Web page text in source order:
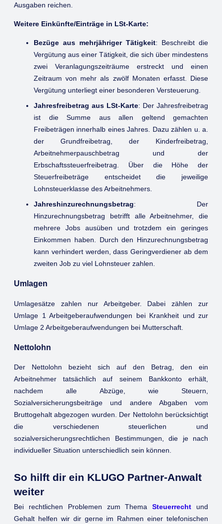
Ausgaben reichen.
Weitere Einkünfte/Einträge in LSt-Karte:
Bezüge aus mehrjähriger Tätigkeit: Beschreibt die
Vergütung aus einer Tätigkeit, die sich über mindestens
zwei Veranlagungszeiträume erstreckt und einen
Zeitraum von mehr als zwölf Monaten erfasst. Diese
Vergütung unterliegt einer besonderen Versteuerung.
Jahresfreibetrag aus LSt-Karte: Der Jahresfreibetrag
ist die Summe aus allen geltend gemachten
Freibeträgen innerhalb eines Jahres. Dazu zählen u. a.
der Grundfreibetrag, der Kinderfreibetrag,
Arbeitnehmerpauschbetrag und der
Erbschaftssteuerfreibetrag. Über die Höhe der
Steuerfreibeträge entscheidet die jeweilige
Lohnsteuerklasse des Arbeitnehmers.
Jahreshinzurechnungsbetrag: Der
Hinzurechnungsbetrag betrifft alle Arbeitnehmer, die
mehrere Jobs ausüben und trotzdem ein geringes
Einkommen haben. Durch den Hinzurechnungsbetrag
kann verhindert werden, dass Geringverdiener ab dem
zweiten Job zu viel Lohnsteuer zahlen.
Umlagen
Umlagesätze zahlen nur Arbeitgeber. Dabei zählen zur
Umlage 1 Arbeitgeberaufwendungen bei Krankheit und zur
Umlage 2 Arbeitgeberaufwendungen bei Mutterschaft.
Nettolohn
Der Nettolohn bezieht sich auf den Betrag, den ein
Arbeitnehmer tatsächlich auf seinem Bankkonto erhält,
nachdem alle Abzüge, wie Steuern,
Sozialversicherungsbeiträge und andere Abgaben vom
Bruttogehalt abgezogen wurden. Der Nettolohn berücksichtigt
die verschiedenen steuerlichen und
sozialversicherungsrechtlichen Bestimmungen, die je nach
individueller Situation unterschiedlich sein können.
So hilft dir ein KLUGO Partner-Anwalt
weiter
Bei rechtlichen Problemen zum ThemaSteuerrecht und
Gehalt helfen wir dir gerne im Rahmen einer telefonischen